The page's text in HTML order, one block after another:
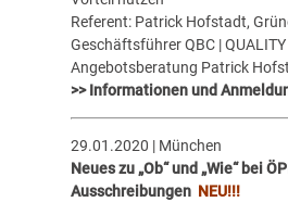
Referent: Patrick Hofstadt,
Geschäftsführer QBC | QUALITY
Angebotsberatung Patrick
>> Informationen und
29.01.2020 | München
Neues zu „Ob“ und „Wie“ bei
Ausschreibungen NEU!!!